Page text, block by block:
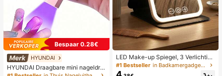
Bespaar 0.28€
HYUNDAI
HYUNDAI Draagbare mini nageldro
ger, oplaadbare handlamp UV/LED
LED Make-up Spiegel, 3 Verlichting
smodi, Verstelbare Helderheid, Draa
gbaar Vouwbaar Ontwerp, Geschikt
#1 Bestseller in Badkamergadgets die favoriet zijn bij klanten B